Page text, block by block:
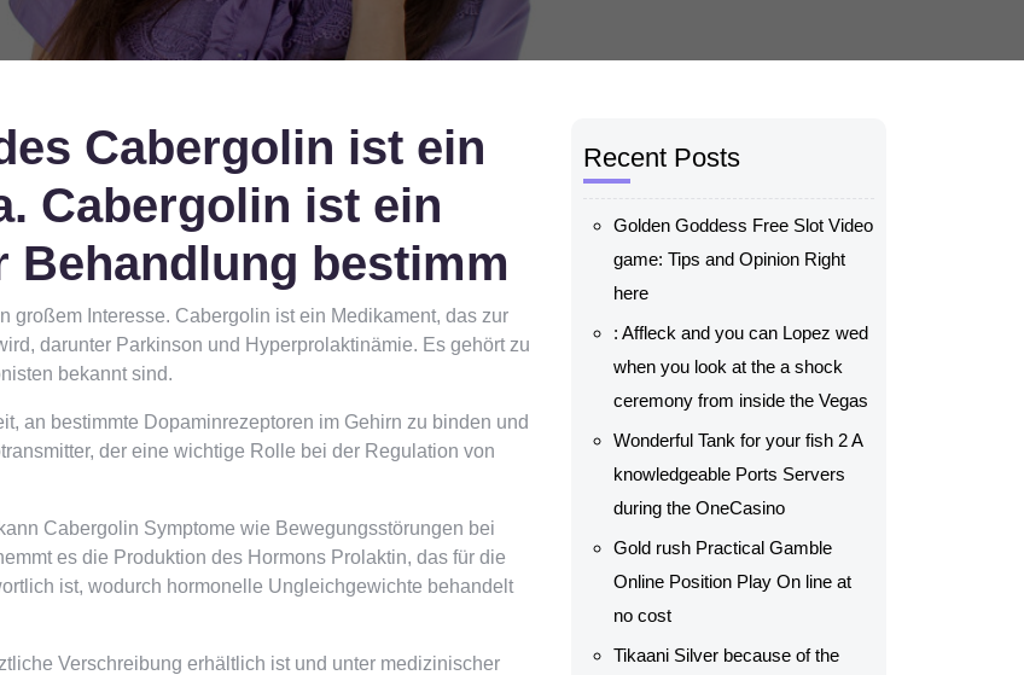
Cabergolin ist ein
Cabergolin ist ein
Behandlung bestimm
großem Interesse. Cabergolin ist ein Medikament, das zur
darunter Parkinson und Hyperprolaktinämie. Es gehört zu
bekannt sind.
an bestimmte Dopaminrezeptoren im Gehirn zu binden und
der eine wichtige Rolle bei der Regulation von
Cabergolin Symptome wie Bewegungsstörungen bei
es die Produktion des Hormons Prolaktin, das für die
ist, wodurch hormonelle Ungleichgewichte behandelt
Verschreibung erhältlich ist und unter medizinischer
Recent Posts
Golden Goddess Free Slot Video
game: Tips and Opinion Right
here
: Affleck and you can Lopez wed
when you look at the a shock
ceremony from inside the Vegas
Wonderful Tank for your fish 2 A
knowledgeable Ports Servers
during the OneCasino
Gold rush Practical Gamble
Online Position Play On line at
no cost
Tikaani Silver because of the